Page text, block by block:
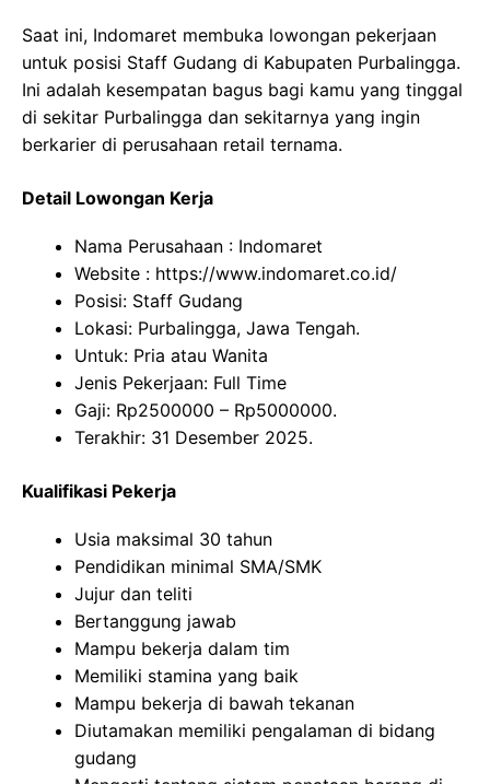
Saat ini, Indomaret membuka lowongan pekerjaan
untuk posisi Staff Gudang di Kabupaten Purbalingga.
Ini adalah kesempatan bagus bagi kamu yang tinggal
di sekitar Purbalingga dan sekitarnya yang ingin
berkarier di perusahaan retail ternama.
Detail Lowongan Kerja
Nama Perusahaan : Indomaret
Website : https://www.indomaret.co.id/
Posisi: Staff Gudang
Lokasi: Purbalingga, Jawa Tengah.
Untuk: Pria atau Wanita
Jenis Pekerjaan: Full Time
Gaji: Rp2500000 – Rp5000000.
Terakhir: 31 Desember 2025.
Kualifikasi Pekerja
Usia maksimal 30 tahun
Pendidikan minimal SMA/SMK
Jujur dan teliti
Bertanggung jawab
Mampu bekerja dalam tim
Memiliki stamina yang baik
Mampu bekerja di bawah tekanan
Diutamakan memiliki pengalaman di bidang
gudang